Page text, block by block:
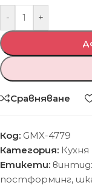
- +
Сравняване
Код: GMX-4779
Категория:
Етикети:
постформинг,